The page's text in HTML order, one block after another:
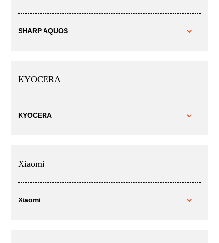
SHARP AQUOS
KYOCERA
KYOCERA
Xiaomi
Xiaomi